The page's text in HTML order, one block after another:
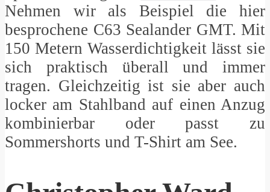
Nehmen wir als Beispiel die hier
besprochene C63 Sealander GMT. Mit
150 Metern Wasserdichtigkeit lässt sie
sich praktisch überall und immer
tragen. Gleichzeitig ist sie aber auch
locker am Stahlband auf einen Anzug
kombinierbar oder passt zu
Sommershorts und T-Shirt am See.